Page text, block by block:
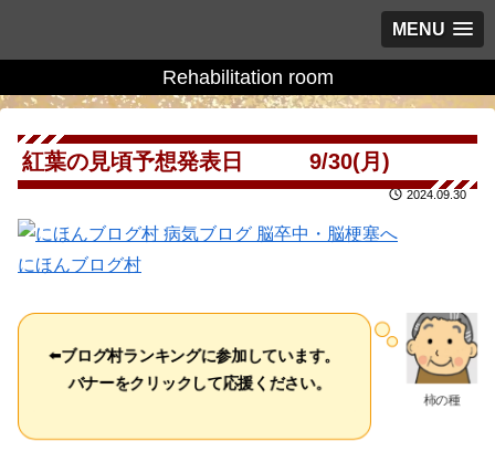
MENU
Rehabilitation room
紅葉の見頃予想発表日 9/30(月)
2024.09.30
にほんブログ村
柿の種
⬅️ブログ村ランキングに参加しています。
バナーをクリックして応援ください。